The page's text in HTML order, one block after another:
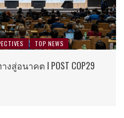
TOP NEWS
งสู่อนาคต I POST COP29